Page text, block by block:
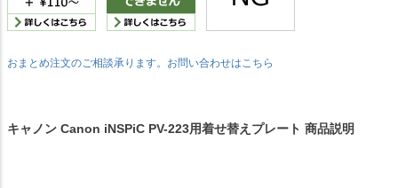
おまとめ注文のご相談承ります。お問い合わせはこちら
キャノン Canon iNSPiC PV-223用着せ替えプレート 商品説明